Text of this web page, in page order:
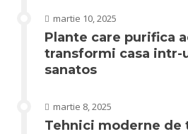
martie 10, 2025
Plante care purifica
transformi casa intr-
sanatos
martie 8, 2025
Tehnici moderne de